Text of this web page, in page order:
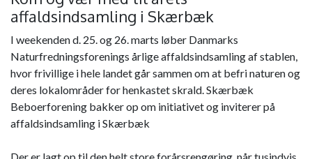
affaldsindsamling i Skærbæk
I weekenden d. 25. og 26. marts løber Danmarks
Naturfredningsforenings årlige affaldsindsamling af stablen,
hvor frivillige i hele landet går sammen om at befri naturen og
deres lokalområder for henkastet skrald. Skærbæk
Beboerforening bakker op om initiativet og inviterer på
affaldsindsamling i Skærbæk